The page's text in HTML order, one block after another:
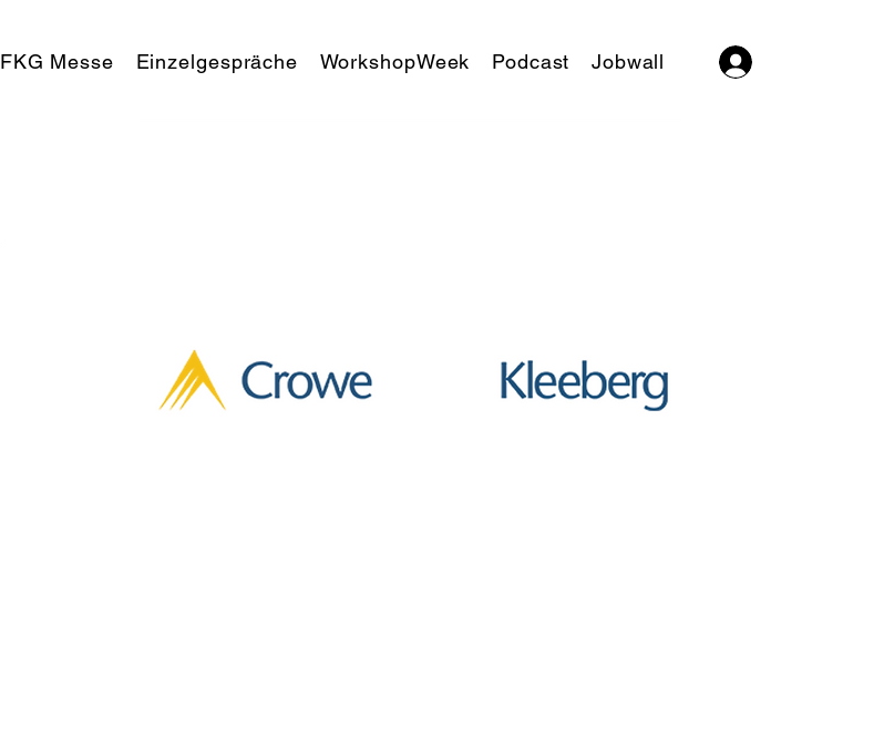
FKG Messe Einzelgespräche WorkshopWeek Podcast Jobwall